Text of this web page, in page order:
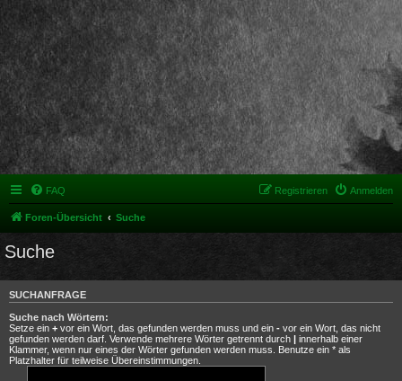
FAQ Anmelden
Registrieren
Foren-Übersicht Suche
Suche
SUCHANFRAGE
Suche nach Wörtern:
Setze ein + vor ein Wort, das gefunden werden muss und ein - vor ein Wort, das nicht
gefunden werden darf. Verwende mehrere Wörter getrennt durch | innerhalb einer
Klammer, wenn nur eines der Wörter gefunden werden muss. Benutze ein * als
Platzhalter für teilweise Übereinstimmungen.